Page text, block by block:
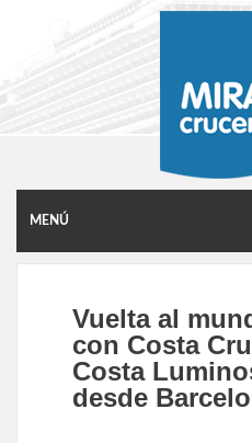
MENÚ
Vuelta al
con Costa
Costa
desde